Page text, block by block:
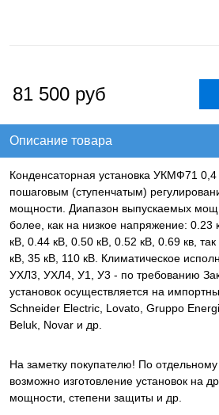
81 500 руб
Описание товара
Конденсаторная установка УКМФ71
пошаговым (ступенчатым)
мощности. Диапазон выпускаемых
более, как на низкое напряжение: 0.23
кВ, 0.44 кВ, 0.50 кВ, 0.52 кВ, 0.69 кв,
кВ, 35 кВ, 110 кВ. Климатическое
УХЛ3, УХЛ4, У1, У3 - по требованию
установок осуществляется на
Schneider Electric, Lovato, Gruppo
Beluk, Novar и др.
На заметку покупателю! По
возможно изготовление установок на
мощности, степени защиты и др.